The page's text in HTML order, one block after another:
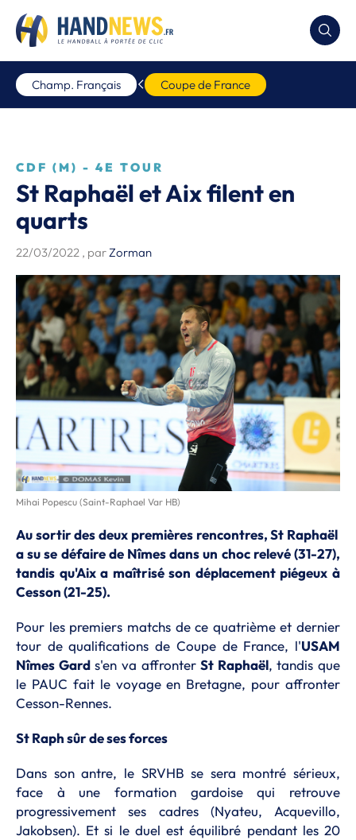
Champ. Français Coupe de France
CDF (M) - 4E TOUR
St Raphaël et Aix filent en
quarts
22/03/2022 , parZorman
Mihai Popescu (Saint-Raphael Var HB)
Au sortir des deux premières rencontres, St Raphaël
a su se défaire de Nîmes dans un choc relevé (31-27),
tandis qu'Aix a maîtrisé son déplacement piégeux à
Cesson (21-25).
Pour les premiers matchs de ce quatrième et dernier
tour de qualifications de Coupe de France, l'USAM
Nîmes Gards'en va affronterSt Raphaël, tandis que
le PAUC fait le voyage en Bretagne, pour affronter
Cesson-Rennes.
St Raph sûr de ses forces
Dans son antre, le SRVHB se sera montré sérieux,
face à une formation gardoise qui retrouve
progressivement ses cadres (Nyateu, Acquevillo,
Jakobsen). Et si le duel est équilibré pendant les 20